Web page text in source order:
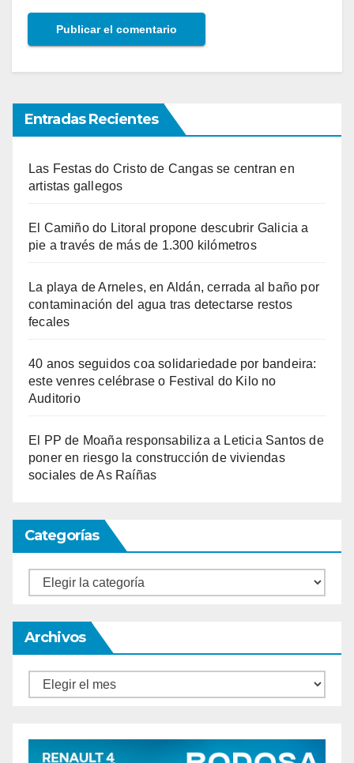
Entradas Recientes
Las Festas do Cristo de Cangas se centran en
artistas gallegos
El Camiño do Litoral propone descubrir Galicia a
pie a través de más de 1.300 kilómetros
La playa de Arneles, en Aldán, cerrada al baño por
contaminación del agua tras detectarse restos
fecales
40 anos seguidos coa solidariedade por bandeira:
este venres celébrase o Festival do Kilo no
Auditorio
El PP de Moaña responsabiliza a Leticia Santos de
poner en riesgo la construcción de viviendas
sociales de As Raíñas
Categorías
Categorías
Archivos
Archivos